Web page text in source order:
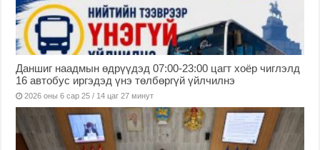
Даншиг наадмын өдрүүдэд 07:00-23:00 цагт хоёр чиглэлд
16 автобус иргэдэд үнэ төлбөргүй үйлчилнэ
2026 оны 6 сар 25 / 14 цаг 27 минут